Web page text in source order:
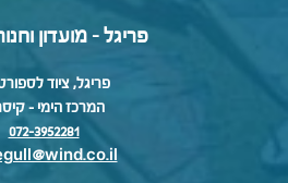
פריגל - מועדון
פריגל, ציוד
המרכז הימי –
072-3952281